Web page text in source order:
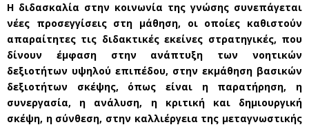
Η διδασκαλία στην κοινωνία της γνώσης συνεπάγεται
νέες προσεγγίσεις στη μάθηση, οι οποίες καθιστούν
απαραίτητες τις διδακτικές εκείνες στρατηγικές, που
δίνουν έμφαση στην ανάπτυξη των νοητικών
δεξιοτήτων υψηλού επιπέδου, στην εκμάθηση βασικών
δεξιοτήτων σκέψης, όπως είναι η παρατήρηση, η
συνεργασία, η ανάλυση, η κριτική και δημιουργική
σκέψη, η σύνθεση, στην καλλιέργεια της μεταγνωστικής